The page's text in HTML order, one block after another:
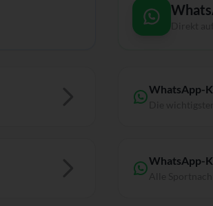
Direkt
WhatsApp-
WhatsApp-